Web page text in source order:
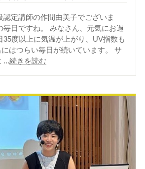
認定講師の作間由美子でございま
毎日ですね。 みなさん、元気にお過
35度以上に気温が上がり、UV指数も
はつらい毎日が続いています。 サ
...続きを読む